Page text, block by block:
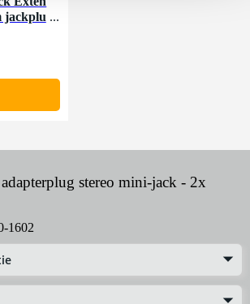
jackplu
stereo mini-jack - 2x
1602